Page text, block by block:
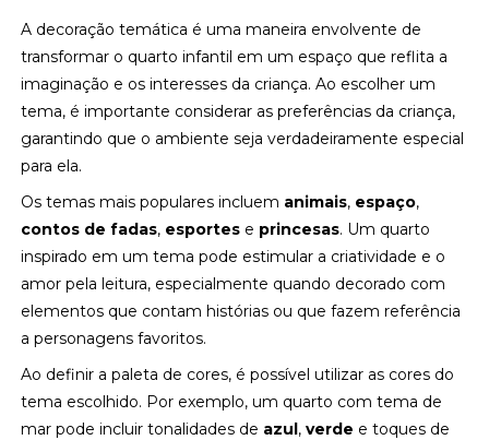
A decoração temática é uma maneira envolvente de
transformar o quarto infantil em um espaço que reflita a
imaginação e os interesses da criança. Ao escolher um
tema, é importante considerar as preferências da criança,
garantindo que o ambiente seja verdadeiramente especial
para ela.
Os temas mais populares incluem animais, espaço,
contos de fadas, esportes e princesas. Um quarto
inspirado em um tema pode estimular a criatividade e o
amor pela leitura, especialmente quando decorado com
elementos que contam histórias ou que fazem referência
a personagens favoritos.
Ao definir a paleta de cores, é possível utilizar as cores do
tema escolhido. Por exemplo, um quarto com tema de
mar pode incluir tonalidades de azul,verde e toques de